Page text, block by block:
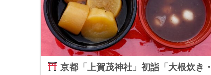
京都「上賀茂神社」初詣「大根炊き・